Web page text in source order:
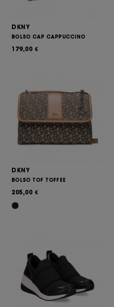
DKNY
BOLSO CAP CAPPUCCINO
179,00 €
DKNY
BOLSO TOF TOFFEE
205,00 €